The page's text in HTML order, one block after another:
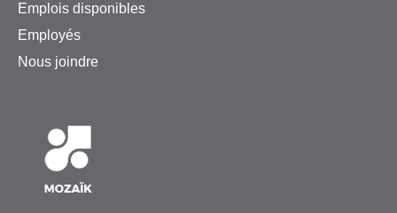
Emplois disponibles
Employés
Nous joindre